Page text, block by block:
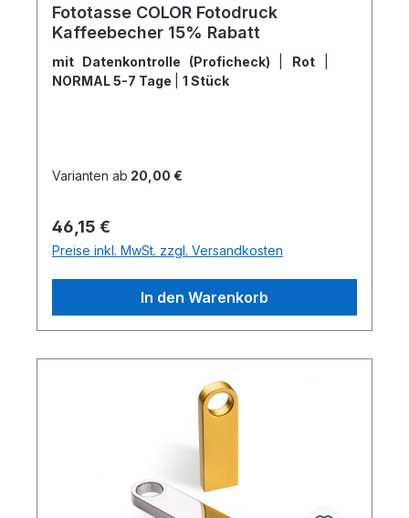
Fototasse COLOR Fotodruck
Kaffeebecher 15% Rabatt
mit Datenkontrolle (Proficheck) Rot
NORMAL 5-7 Tage
1 Stück
Varianten ab 20,00 €
Regulärer Preis:
46,15 €
Preise inkl. MwSt. zzgl. Versandkosten
In den Warenkorb